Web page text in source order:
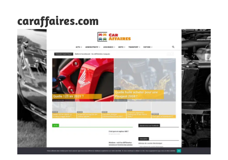
caraffaires.com